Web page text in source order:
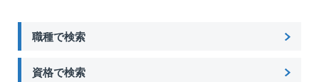
職種で検索
資格で検索